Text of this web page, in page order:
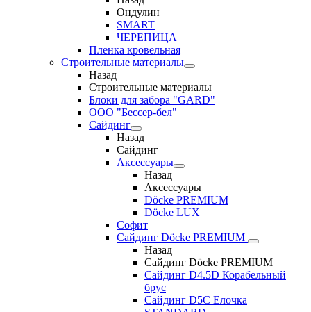
Ондулин
SMART
ЧЕРЕПИЦА
Пленка кровельная
Строительные материалы
Назад
Строительные материалы
Блоки для забора "GARD"
ООО "Бессер-бел"
Сайдинг
Назад
Сайдинг
Аксессуары
Назад
Аксессуары
Döcke PREMIUM
Döcke LUX
Софит
Сайдинг Döcke PREMIUM
Назад
Сайдинг Döcke PREMIUM
Сайдинг D4.5D Корабельный
брус
Сайдинг D5С Елочка